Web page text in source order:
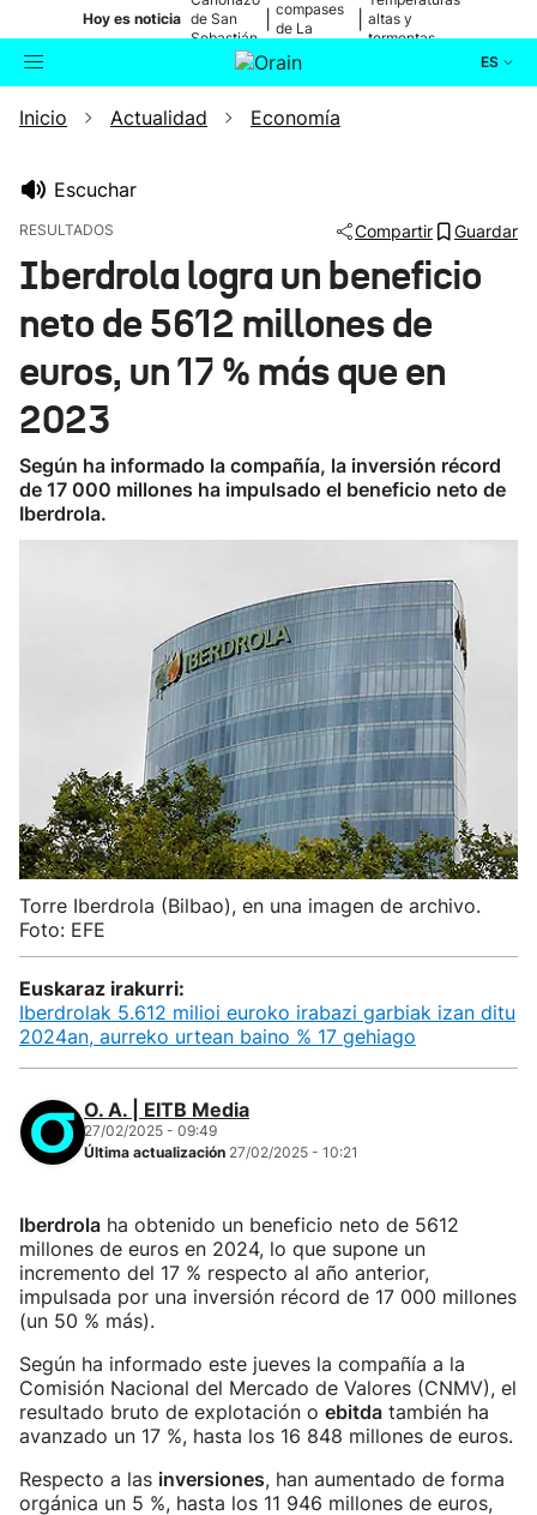
Hoy es noticia de San
Sebastián
compases
de La
altas y
tormentas
ES
Buscador Actualidad
Ikusmiran
Eguraldia
Inicio Actualidad Economía
Escuchar
RESULTADOS Compartir Guardar
Iberdrola logra un beneficio
neto de 5612 millones de
euros, un 17 % más que en
2023
Según ha informado la compañía, la inversión récord
de 17 000 millones ha impulsado el beneficio neto de
Iberdrola.
Torre Iberdrola (Bilbao), en una imagen de archivo.
Foto: EFE
Euskaraz irakurri:
Iberdrolak 5.612 milioi euroko irabazi garbiak izan ditu
2024an, aurreko urtean baino % 17 gehiago
O. A. | EITB Media
27/02/2025 - 09:49
Última actualización 27/02/2025 - 10:21
Iberdrola ha obtenido un beneficio neto de 5612
millones de euros en 2024, lo que supone un
incremento del 17 % respecto al año anterior,
impulsada por una inversión récord de 17 000 millones
(un 50 % más).
Según ha informado este jueves la compañía a la
Comisión Nacional del Mercado de Valores (CNMV), el
resultado bruto de explotación o ebitda también ha
avanzado un 17 %, hasta los 16 848 millones de euros.
Respecto a las inversiones, han aumentado de forma
orgánica un 5 %, hasta los 11 946 millones de euros,